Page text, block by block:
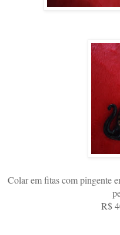
Colar em fitas com pingente
R$